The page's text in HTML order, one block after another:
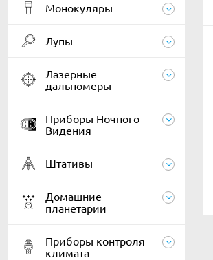
Монокуляры
Лупы
Лазерные
дальномеры
Приборы Ночного
Видения
Штативы
Домашние
планетарии
Приборы контроля
климата